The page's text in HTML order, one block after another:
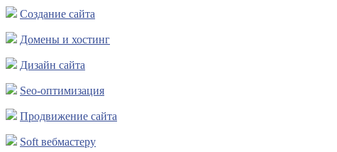
Создание сайта
Домены и хостинг
Дизайн сайта
Seo-оптимизация
Продвижение сайта
Soft вебмастеру